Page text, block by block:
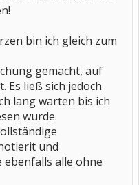
bin ich gleich zum
gemacht, auf
Es ließ sich jedoch
lang warten bis ich
wurde.
und
alle ohne